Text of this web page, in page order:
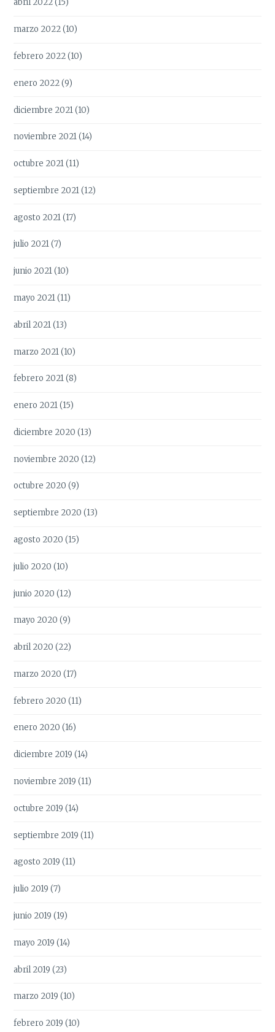
abril 2022(15)
marzo 2022(10)
febrero 2022(10)
enero 2022(9)
diciembre 2021(10)
noviembre 2021(14)
octubre 2021(11)
septiembre 2021(12)
agosto 2021(17)
julio 2021(7)
junio 2021(10)
mayo 2021(11)
abril 2021(13)
marzo 2021(10)
febrero 2021(8)
enero 2021(15)
diciembre 2020 (13)
noviembre 2020 (12)
octubre 2020 (9)
septiembre 2020 (13)
agosto 2020 (15)
julio 2020 (10)
junio 2020 (12)
mayo 2020 (9)
abril 2020 (22)
marzo 2020 (17)
febrero 2020 (11)
enero 2020 (16)
diciembre 2019 (14)
noviembre 2019 (11)
octubre 2019 (14)
septiembre 2019 (11)
agosto 2019 (11)
julio 2019 (7)
junio 2019 (19)
mayo 2019 (14)
abril 2019 (23)
marzo 2019 (10)
febrero 2019 (10)